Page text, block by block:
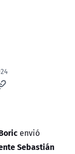
envió
Sebastián